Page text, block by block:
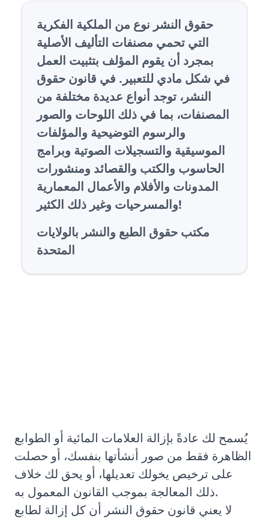
حقوق النشر نوع من الملكية الفكرية
التي تحمي مصنفات التأليف الأصلية
بمجرد أن يقوم المؤلف بتثبيت العمل
في شكل مادي للتعبير . في قانون حقوق
النشر، توجد أنواع عديدة مختلفة من
المصنفات، بما في ذلك اللوحات والصور
والرسوم التوضيحية والمؤلفات
الموسيقية والتسجيلات الصوتية وبرامج
الحاسوب والكتب والقصائد ومنشورات
المدونات والأفلام والأعمال المعمارية
والمسرحيات وغير ذلك الكثير!
مكتب حقوق الطبع والنشر بالولايات
المتحدة
يُسمح لك عادةً بإزالة العلامات المائية أو الطوابع
الظاهرة فقط من صور أنشأتها بنفسك، أو حصلت
على ترخيص يخولك تعديلها، أو يحق لك خلاف
ذلك المعالجة بموجب القانون المعمول به.
لا يعني قانون حقوق النشر أن كل إزالة لطابع